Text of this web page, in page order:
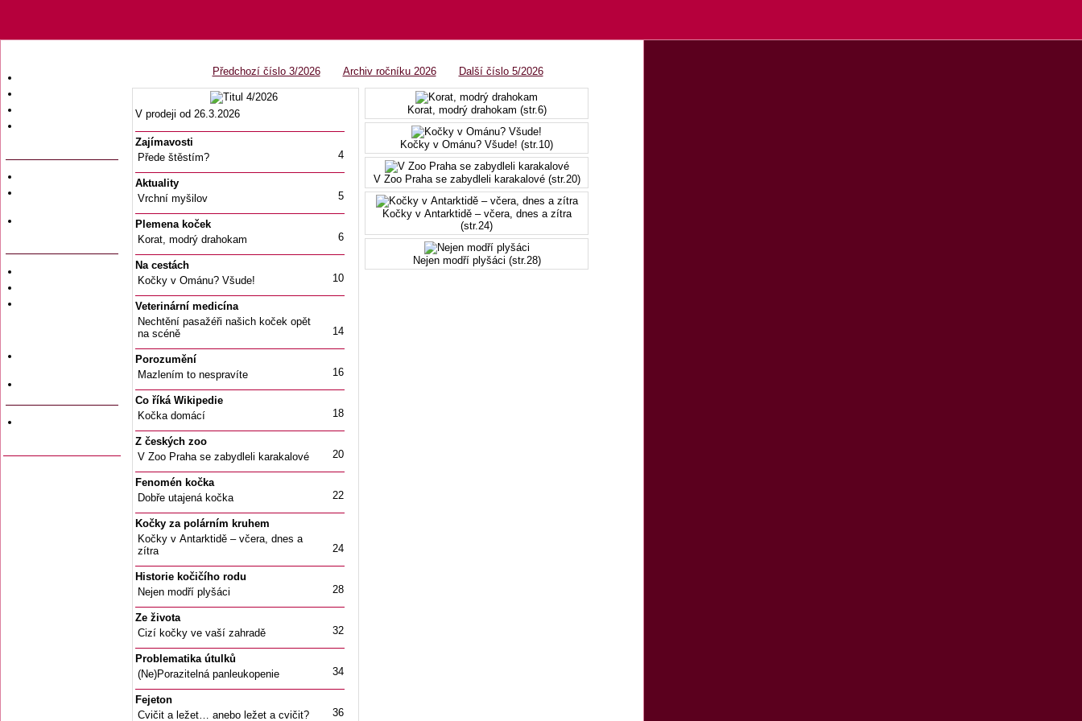
Předchozí číslo 3/2026
Archiv ročníku 2026 Další číslo 5/2026
V prodeji od 26.3.2026
Zajímavosti
Přede štěstím?
4
Aktuality
Vrchní myšilov
5
Plemena koček
Korat, modrý drahokam
6
Na cestách
Kočky v Ománu? Všude!
10
Veterinární medicína
Nechtění pasažéři našich koček opět
na scéně
14
Porozumění
Mazlením to nespravíte
16
Co říká Wikipedie
Kočka domácí
18
Z českých zoo
V Zoo Praha se zabydleli karakalové
20
Fenomén kočka
Dobře utajená kočka
22
Kočky za polárním kruhem
Kočky v Antarktidě – včera, dnes a
zítra
24
Historie kočičího rodu
Nejen modří plyšáci
28
Ze života
Cizí kočky ve vaší zahradě
32
Problematika útulků
(Ne)Porazitelná panleukopenie
34
Fejeton
Cvičit a ležet… anebo ležet a cvičit?
36
Korat, modrý drahokam (str.6)
Kočky v Ománu? Všude! (str.10)
V Zoo Praha se zabydleli karakalové (str.20)
Kočky v Antarktidě – včera, dnes a zítra
(str.24)
Nejen modří plyšáci (str.28)